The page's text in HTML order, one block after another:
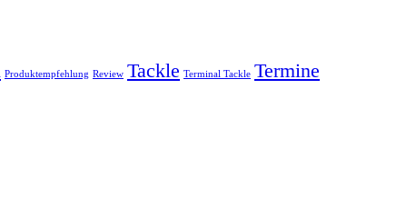
Produktempfehlung Review Tackle Terminal Tackle Termine